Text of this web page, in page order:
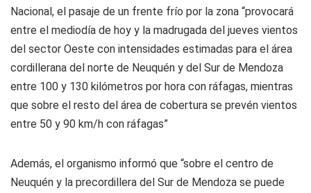
Nacional, el pasaje de un frente frío por la zona “provocará
entre el mediodía de hoy y la madrugada del jueves vientos
del sector Oeste con intensidades estimadas para el área
cordillerana del norte de Neuquén y del Sur de Mendoza
entre 100 y 130 kilómetros por hora con ráfagas, mientras
que sobre el resto del área de cobertura se prevén vientos
entre 50 y 90 km/h con ráfagas”
Además, el organismo informó que “sobre el centro de
Neuquén y la precordillera del Sur de Mendoza se puede